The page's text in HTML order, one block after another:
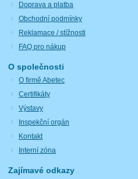
Doprava a platba
Obchodní podmínky
Reklamace / stížnosti
FAQ pro nákup
O společnosti
O firmě Abetec
Certifikáty
Výstavy
Inspekční orgán
Kontakt
Interní zóna
Zajímavé odkazy